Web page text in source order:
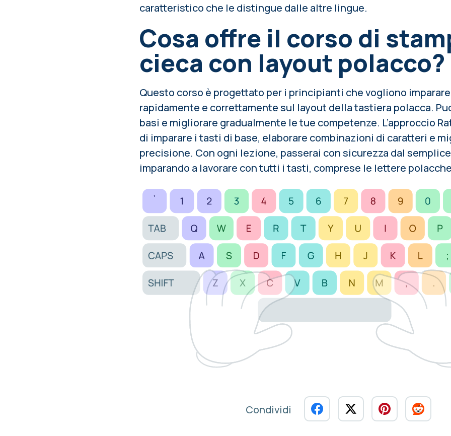
caratteristico che le distingue dalle altre lingue.
Cosa offre il corso di
cieca con layout polacco?
Questo corso è progettato per i principianti che vogliono
rapidamente e correttamente sul layout della tastiera polacca.
basi e migliorare gradualmente le tue competenze. L’approccio
di imparare i tasti di base, elaborare combinazioni di caratteri e
precisione. Con ogni lezione, passerai con sicurezza dal
imparando a lavorare con tutti i tasti, comprese le lettere
Condividi